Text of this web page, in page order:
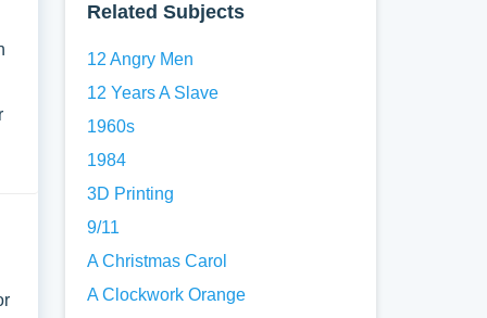
Related Subjects
12 Angry Men
12 Years A Slave
1960s
1984
3D Printing
9/11
A Christmas Carol
A Clockwork Orange